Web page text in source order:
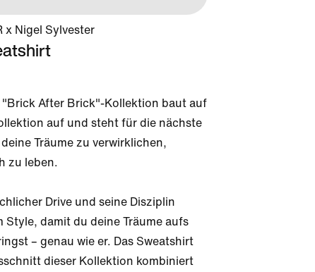
x Nigel Sylvester
"Brick After Brick"-Kollektion baut auf
auf und steht für die nächste
Träume zu verwirklichen,
zu leben.
Drive und seine Disziplin
Style, damit du deine Träume aufs
– genau wie er. Das Sweatshirt
dieser Kollektion kombiniert